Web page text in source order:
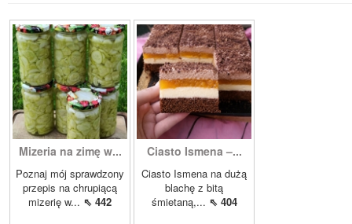
Mizeria na zimę w...
Poznaj mój sprawdzony
przepis na chrupiącą
mizerię w... ⇖ 442
Ciasto Ismena –...
Ciasto Ismena na dużą
blachę z bitą
śmietaną,... ⇖ 404